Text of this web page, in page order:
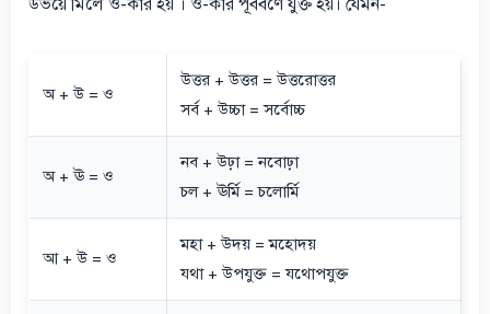
অ + উ = ও
উত্তর + উত্তর = উত্তরোত্তর
সর্ব + উচ্চা = সর্বোচ্চ
অ + ঊ = ও
নব + উঢ়া = নবোঢ়া
চল + ঊর্মি = চলোর্মি
আ + উ = ও
মহা + উদয় = মহোদয়
যথা + উপযুক্ত = যথোপযুক্ত